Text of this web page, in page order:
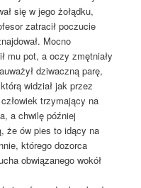
się w jego żołądku,
zatracił poczucie
Mocno
mu pot, a oczy zmętniały
dziwaczną parę,
widział jak przez
trzymający na
a chwilę później
że ów pies to idący na
którego dozorca
obwiązanego wokół